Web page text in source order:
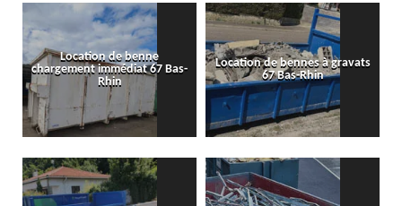
Location de benne
chargement immédiat 67 Bas-
Rhin
Location de bennes à gravats
67 Bas-Rhin